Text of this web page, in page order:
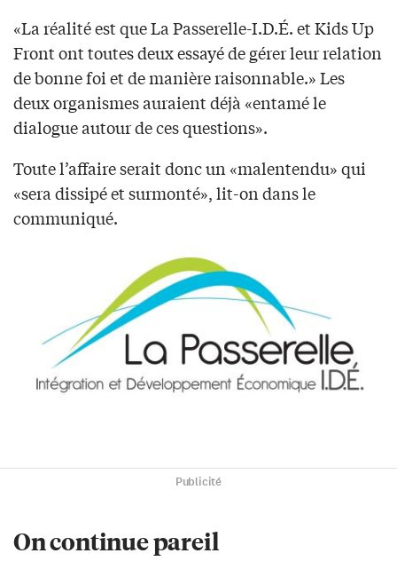
«La réalité est que La Passerelle-I.D.É. et Kids Up
Front ont toutes deux essayé de gérer leur relation
de bonne foi et de manière raisonnable.» Les
deux organismes auraient déjà «entamé le
dialogue autour de ces questions».
Toute l’affaire serait donc un «malentendu» qui
«sera dissipé et surmonté», lit-on dans le
communiqué.
Publicité
On continue pareil